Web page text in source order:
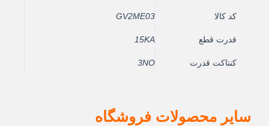
کد کالا GV2ME03
قدرت قطع 15KA
کنتاکت قدرت 3NO
سایر محصولات فروشگاه